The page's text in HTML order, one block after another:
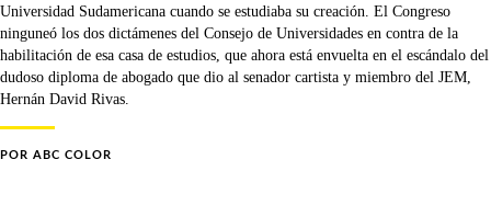
Universidad Sudamericana cuando se estudiaba su creación. El Congreso
ninguneó los dos dictámenes del Consejo de Universidades en contra de la
habilitación de esa casa de estudios, que ahora está envuelta en el escándalo del
dudoso diploma de abogado que dio al senador cartista y miembro del JEM,
Hernán David Rivas.
POR ABC COLOR